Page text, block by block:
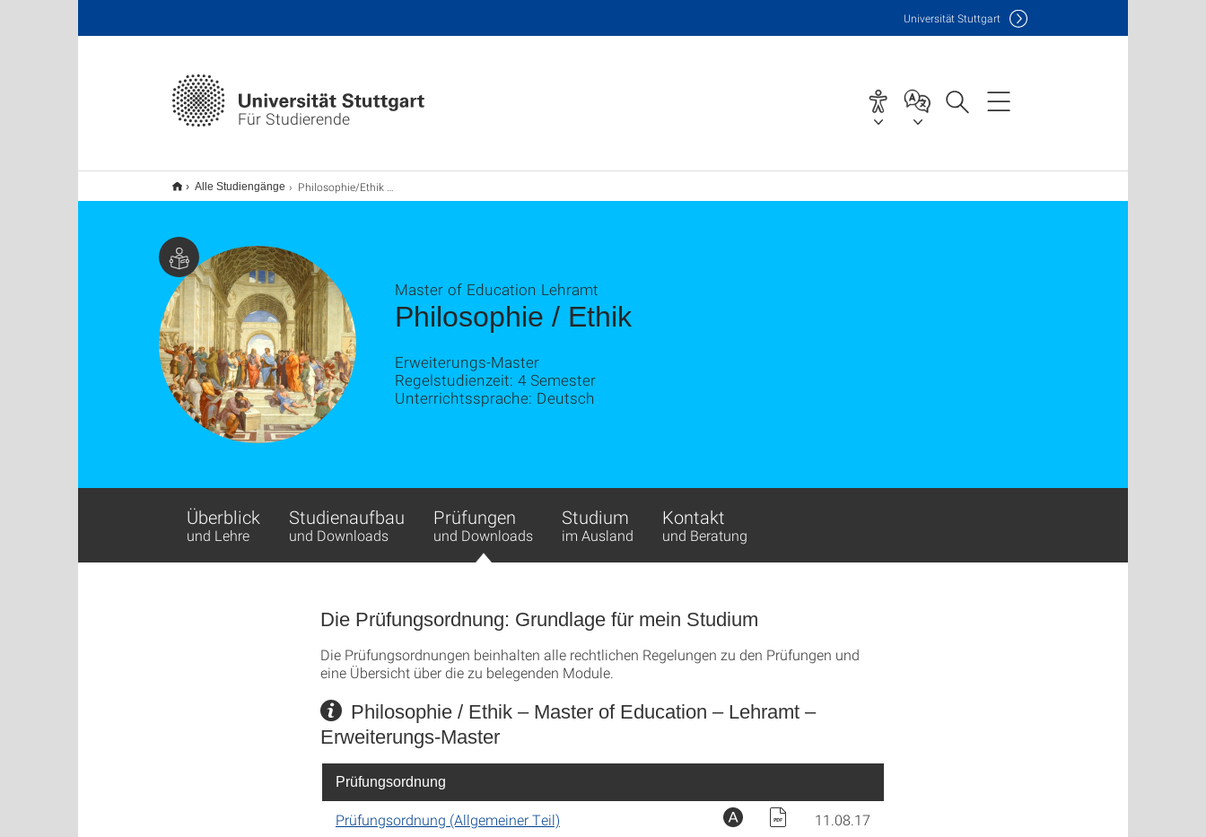
Für Studierende
Universität Stuttgart
Alle Studiengänge Philosophie/Ethik M.Ed. (Erweiterung), Lehramt
Philosophie / Ethik
Master of Education Lehramt
Erweiterungs-Master
Regelstudienzeit: 4 Semester
Unterrichtssprache: Deutsch
Überblick
und Lehre
Studienaufbau
und Downloads
Prüfungen
und Downloads
Studium
im Ausland
Kontakt
und Beratung
Die Prüfungsordnung: Grundlage für mein Studium
Die Prüfungsordnungen beinhalten alle rechtlichen Regelungen zu den Prüfungen und
eine Übersicht über die zu belegenden Module.
Philosophie / Ethik – Master of Education – Lehramt –
Erweiterungs-Master
Prüfungsordnung
Prüfungsordnung (Allgemeiner Teil) 11.08.17